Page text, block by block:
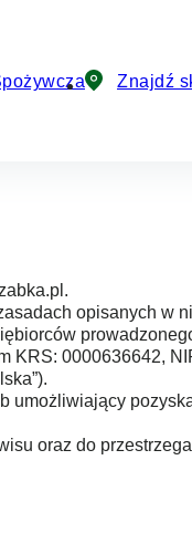
Znajdź
opisanych w
KRS: 0000636642,
umożliwiający
oraz do